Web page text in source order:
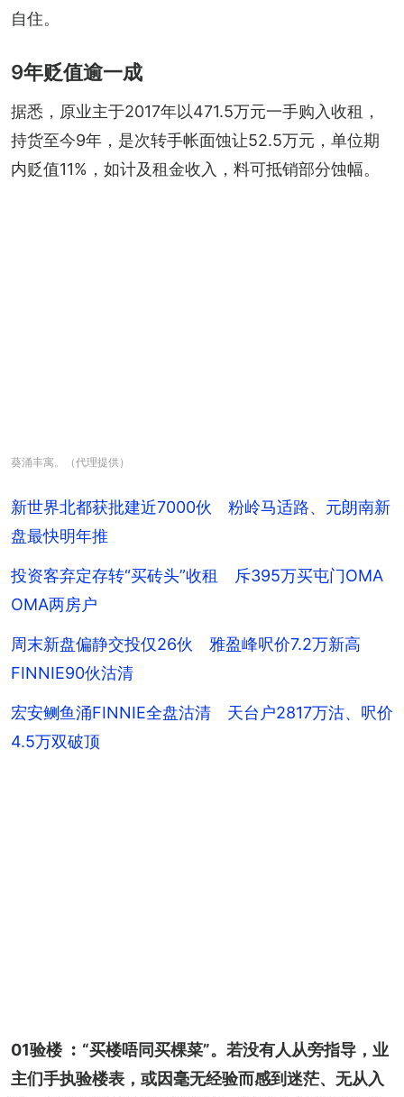
自住。
9年贬值逾一成
据悉，原业主于2017年以471.5万元一手购入收租，
持货至今9年，是次转手帐面蚀让52.5万元，单位期
内贬值11%，如计及租金收入，料可抵销部分蚀幅。
葵涌丰寓。（代理提供）
新世界北都获批建近7000伙 粉岭马适路、元朗南新
盘最快明年推
投资客弃定存转“买砖头”收租 斥395万买屯门OMA
OMA两房户
周末新盘偏静交投仅26伙 雅盈峰呎价7.2万新高
FINNIE90伙沽清
宏安鲗鱼涌FINNIE全盘沽清 天台户2817万沽、呎价
4.5万双破顶
01验楼 ︰“买楼唔同买棵菜”。若没有人从旁指导，业
主们手执验楼表，或因毫无经验而感到迷茫、无从入